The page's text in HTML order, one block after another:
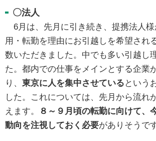
〇法人
6月は、先月に引き続き、提携法人様
用・転勤を理由にお引越しを希望され
数いただきました。中でも多い引越し
た。都内での仕事をメインとする企業
り、 東京に人を集中させている という
した。これについては、先月から流れ
えます。
８～９月頃の転勤に向けて、
動向を注視しておく必要がありそうで